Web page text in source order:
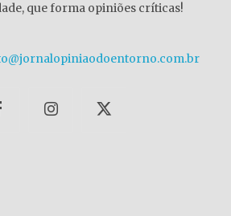
que forma opiniões críticas!